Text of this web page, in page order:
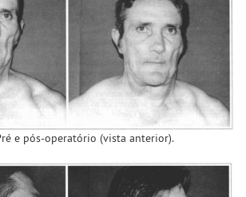
e pós-operatório (vista anterior).